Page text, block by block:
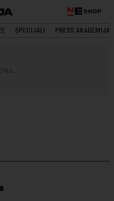
SHOP
SPECIJALI PRESS AKADEMIJA